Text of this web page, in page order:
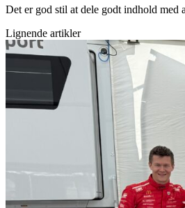
Det er god stil at dele godt indhold med
Lignende artikler